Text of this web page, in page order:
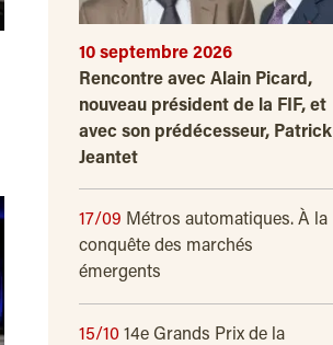
10 septembre 2026
Rencontre avec Alain Picard,
nouveau président de la FIF, et
avec son prédécesseur, Patrick
Jeantet
17/09 Métros automatiques. À la
conquête des marchés
émergents
15/10 14e Grands Prix de la